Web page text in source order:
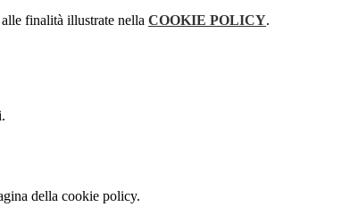
finalità illustrate nella COOKIE POLICY.
della cookie policy.